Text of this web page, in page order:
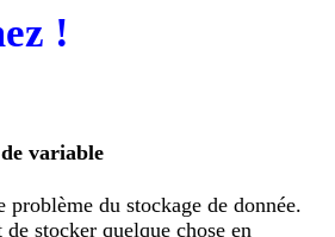
!
variable
du stockage de donnée.
stocker quelque chose en